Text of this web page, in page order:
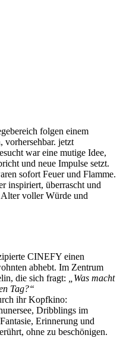
folgen einem
vorhersehbar. jetzt
war eine mutige Idee,
und neue Impulse setzt.
sofort Feuer und Flamme.
inspiriert, überrascht und
Alter voller Würde und
CINEFY einen
abhebt. Im Zentrum
die sich fragt:
„Was macht
Tag?“
ihr Kopfkino:
Dribblings im
Erinnerung und
ohne zu beschönigen.